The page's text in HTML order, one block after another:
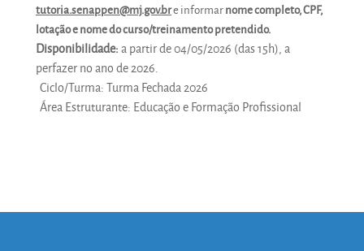
tutoria.senappen@mj.gov.bre informarnome completo, CPF,
lotação e nome do curso/treinamento pretendido.
Disponibilidade:a partir de 04/05/2026 (das 15h), a
perfazer no ano de 2026.
Ciclo/Turma:Turma Fechada 2026
Área Estruturante: Educação e Formação Profissional